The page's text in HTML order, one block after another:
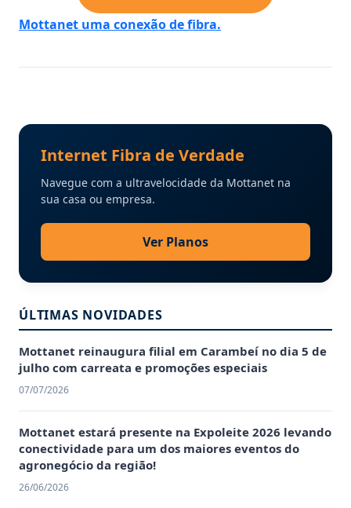
Mottanet uma conexão de fibra.
Internet Fibra de Verdade
Navegue com a ultravelocidade da Mottanet na
sua casa ou empresa.
Ver Planos
ÚLTIMAS NOVIDADES
Mottanet reinaugura filial em Carambeí no dia 5 de
julho com carreata e promoções especiais
07/07/2026
Mottanet estará presente na Expoleite 2026 levando
conectividade para um dos maiores eventos do
agronegócio da região!
26/06/2026